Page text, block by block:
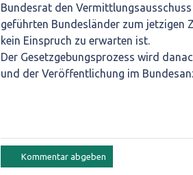
Bundesrat den
geführten Bundesländer zum jetzigen
kein Einspruch zu erwarten ist.
Der Gesetzgebungsprozess wird
und der Veröffentlichung im